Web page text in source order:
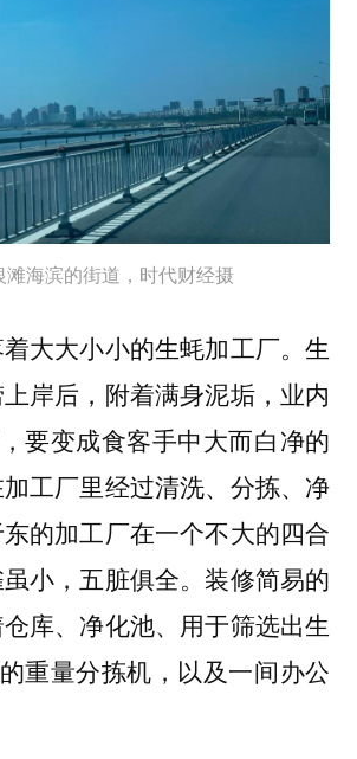
滩海滨的街道，时代财经摄
大大小小的生蚝加工厂。生
岸后，附着满身泥垢，业内
要变成食客手中大而白净的
工厂里经过清洗、分拣、净
的加工厂在一个不大的四合
小，五脏俱全。装修简易的
库、净化池、用于筛选出生
重量分拣机，以及一间办公